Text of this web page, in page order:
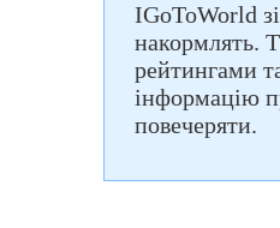
IGoToWorld
накормлять.
рейтингами
інформацію
повечеряти.